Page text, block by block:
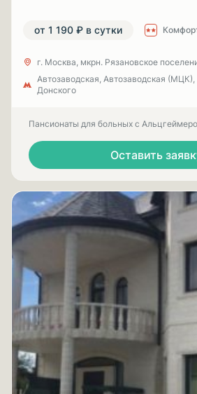
от 1 190 ₽ в сутки
г. Москва, мкрн. Рязановское
Автозаводская, Автозаводская
Донского
Пансионаты для больных с
Оставить